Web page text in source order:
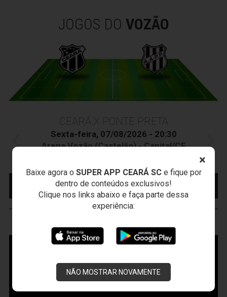
×
Baixe agora o SUPER APP CEARÁ SCe fique por
dentro de conteúdos exclusivos!
Clique nos links abaixo e faça parte dessa
experiência:
NÃO MOSTRAR NOVAMENTE
JOGOS DO VOZÃO
CEARÁ X PONTE PRETA
Sexta-feira, 07/08/2026 - 20:30
Arena Vozão (Castelão) - Capital/CE
Campeonato Brasileiro • 2º Turno • 21 ª Rodada
MAIS INFORMAÇÕES
COMPRE AQUI SEU
INGRESSO
VOZÃOTV